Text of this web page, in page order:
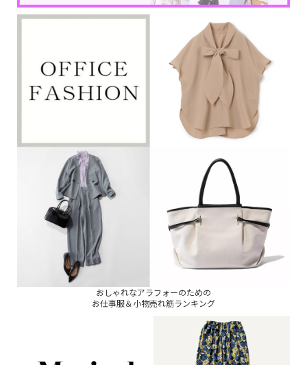
おしゃれなアラフォーのための
お仕事服＆小物売れ筋ランキング